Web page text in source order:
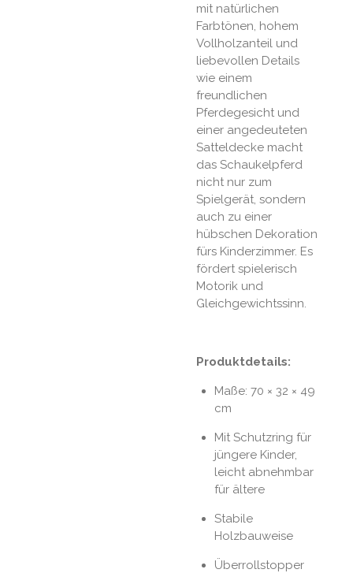
mit natürlichen
Farbtönen, hohem
Vollholzanteil und
liebevollen Details
wie einem
freundlichen
Pferdegesicht und
einer angedeuteten
Satteldecke macht
das Schaukelpferd
nicht nur zum
Spielgerät, sondern
auch zu einer
hübschen Dekoration
fürs Kinderzimmer. Es
fördert spielerisch
Motorik und
Gleichgewichtssinn.
Produktdetails:
Maße: 70 × 32 × 49
cm
Mit Schutzring für
jüngere Kinder,
leicht abnehmbar
für ältere
Stabile
Holzbauweise
Überrollstopper